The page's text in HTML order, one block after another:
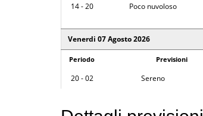
14 - 20 Poco nuvoloso
Venerdi 07 Agosto 2026
Periodo Previsioni
20 - 02 Sereno
02 - 08 Sereno